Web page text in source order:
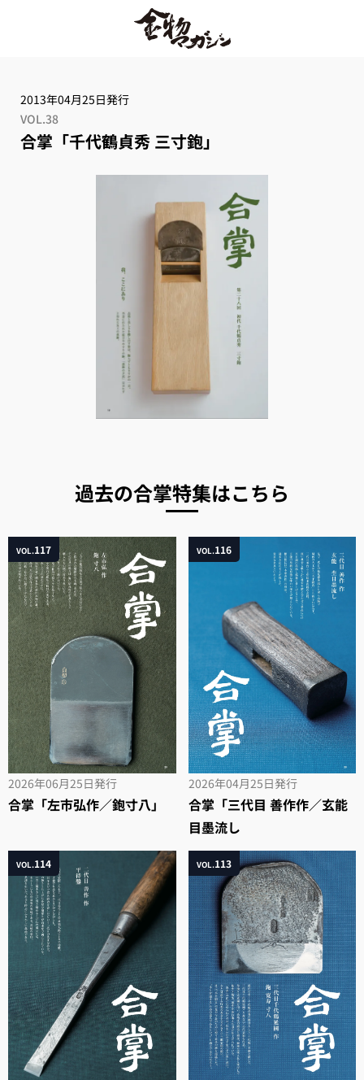
2013年04月25日発行
VOL.38
合掌「千代鶴貞秀 三寸鉋」
過去の合掌特集はこちら
VOL.117
2026年06月25日発行
合掌「左市弘作／鉋寸八」
VOL.116
2026年04月25日発行
合掌「三代目 善作作／玄能
目墨流し
VOL.114 VOL.113